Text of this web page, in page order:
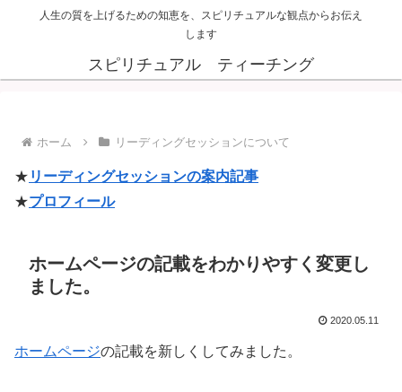
人生の質を上げるための知恵を、スピリチュアルな観点からお伝え
します
スピリチュアル ティーチング
ホーム リーディングセッションについて
★ リーディングセッションの案内記事
★プロフィール
ホームページの記載をわかりやすく変更し
ました。
2020.05.11
ホームページの記載を新しくしてみました。